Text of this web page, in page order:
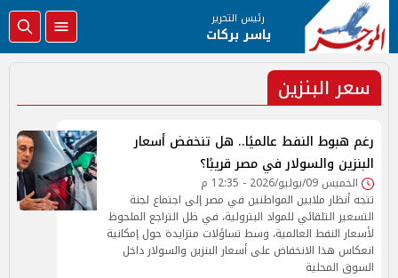
رئيس التحرير
ياسر بركات
سعر البنزين
رغم هبوط النفط عالميًا.. هل تنخفض أسعار
البنزين والسولار في مصر قريبًا؟
الخميس 09/يوليو/2026 - 12:35 م
تتجه أنظار ملايين المواطنين في مصر إلى اجتماع لجنة
التسعير التلقائي للمواد البترولية، في ظل التراجع الملحوظ
لأسعار النفط العالمية، وسط تساؤلات متزايدة حول إمكانية
انعكاس هذا الانخفاض على أسعار البنزين والسولار داخل
السوق المحلية